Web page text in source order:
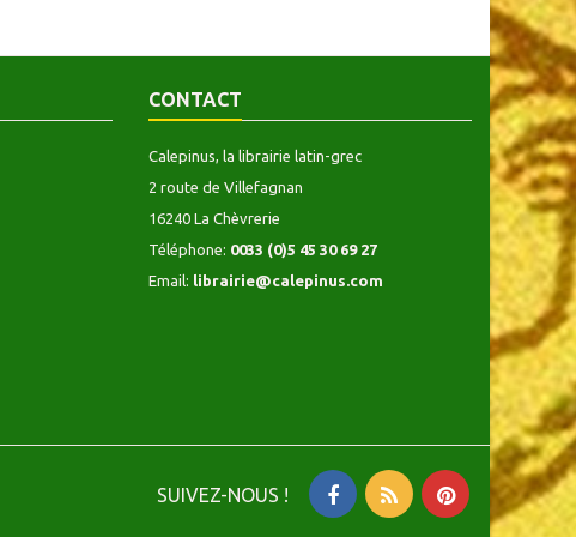
CONTACT
Calepinus, la librairie latin-grec
2 route de Villefagnan
16240 La Chèvrerie
Téléphone: 0033 (0)5 45 30 69 27
Email: librairie@calepinus.com
SUIVEZ-NOUS !